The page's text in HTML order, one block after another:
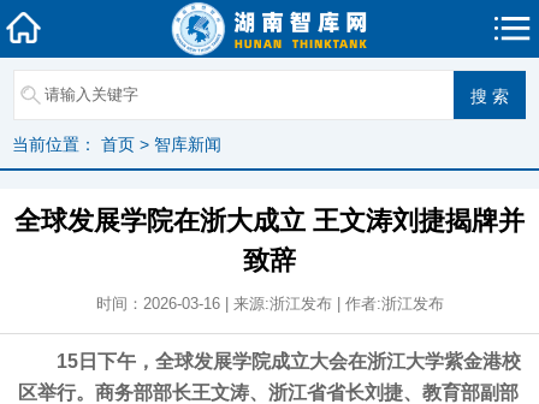
当前位置： 首页 > 智库新闻
全球发展学院在浙大成立 王文涛刘捷揭牌并
致辞
时间：2026-03-16 | 来源:浙江发布 | 作者:浙江发布
15日下午，全球发展学院成立大会在浙江大学紫金港校
区举行。商务部部长王文涛、浙江省省长刘捷、教育部副部